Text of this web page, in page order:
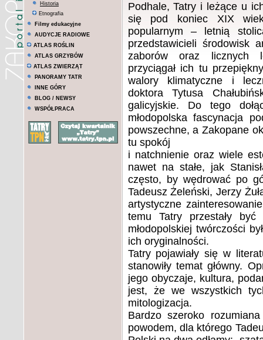
Historia
Etnografia
Filmy edukacyjne
AUDYCJE RADIOWE
ATLAS ROŚLIN
ATLAS GRZYBÓW
ATLAS ZWIERZĄT
PANORAMY TATR
INNE GÓRY
BLOG / NEWSY
WSPÓŁPRACA
Podhale, Tatry i leżące u
się pod koniec XIX
popularnym – letnią
przedstawicieli środowisk
zaborów oraz licznych
przyciągał ich tu
walory klimatyczne i
doktora Tytusa
galicyjskie. Do tego
młodopolska fascynacja
powszechne, a Zakopane
tu spokój
i natchnienie oraz wiele
nawet na stałe, jak
często, by wędrować po
Tadeusz Żeleński, Jerzy
artystyczne
temu Tatry przestały
młodopolskiej twórczości
ich oryginalności.
Tatry pojawiały się w
stanowiły temat główny.
jego obyczaje, kultura,
jest, że we wszystkich
mitologizacja.
Bardzo szeroko
powodem, dla którego